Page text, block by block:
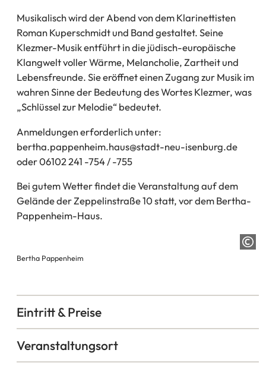
Musikalisch wird der Abend von dem Klarinettisten
Roman Kuperschmidt und Band gestaltet. Seine
Klezmer-Musik entführt in die jüdisch-europäische
Klangwelt voller Wärme, Melancholie, Zartheit und
Lebensfreunde. Sie eröffnet einen Zugang zur Musik im
wahren Sinne der Bedeutung des Wortes Klezmer, was
„Schlüssel zur Melodie“ bedeutet.
Anmeldungen erforderlich unter:
bertha.pappenheim.haus stadt-neu-isenburg de
oder 06102 241 -754 / -755
Bei gutem Wetter findet die Veranstaltung auf dem
Gelände der Zeppelinstraße 10 statt, vor dem Bertha-
Pappenheim-Haus.
Bertha Pappenheim
Eintritt & Preise
Veranstaltungsort